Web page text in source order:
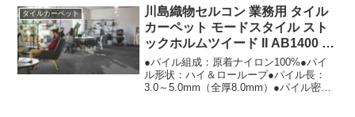
施工を原則とします。商品により流し貼
りを標準とするタイルカーペットもあり
ますので詳細をご確認ください。
タイルカーペット
川島織物セルコン 業務用 タイル
カーペット モードスタイル スト
ックホルムツイード II AB1400 全
厚8mm 寸法50×50cm 16枚入り/
ケース
●パイル組成：原着ナイロン100%●パイ
ル形状：ハイ＆ローループ●パイル長：
3.0～5.0mm（全厚8.0mm）●パイル密